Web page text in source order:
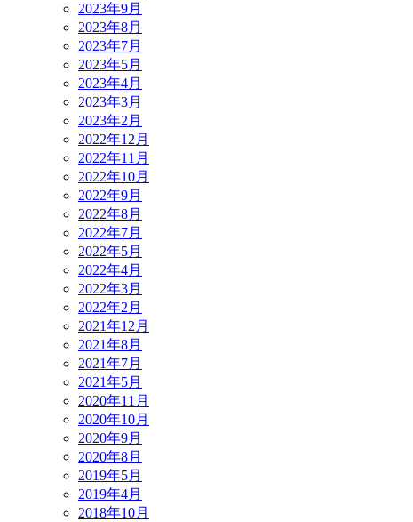
2023年9月
2023年8月
2023年7月
2023年5月
2023年4月
2023年3月
2023年2月
2022年12月
2022年11月
2022年10月
2022年9月
2022年8月
2022年7月
2022年5月
2022年4月
2022年3月
2022年2月
2021年12月
2021年8月
2021年7月
2021年5月
2020年11月
2020年10月
2020年9月
2020年8月
2019年5月
2019年4月
2018年10月